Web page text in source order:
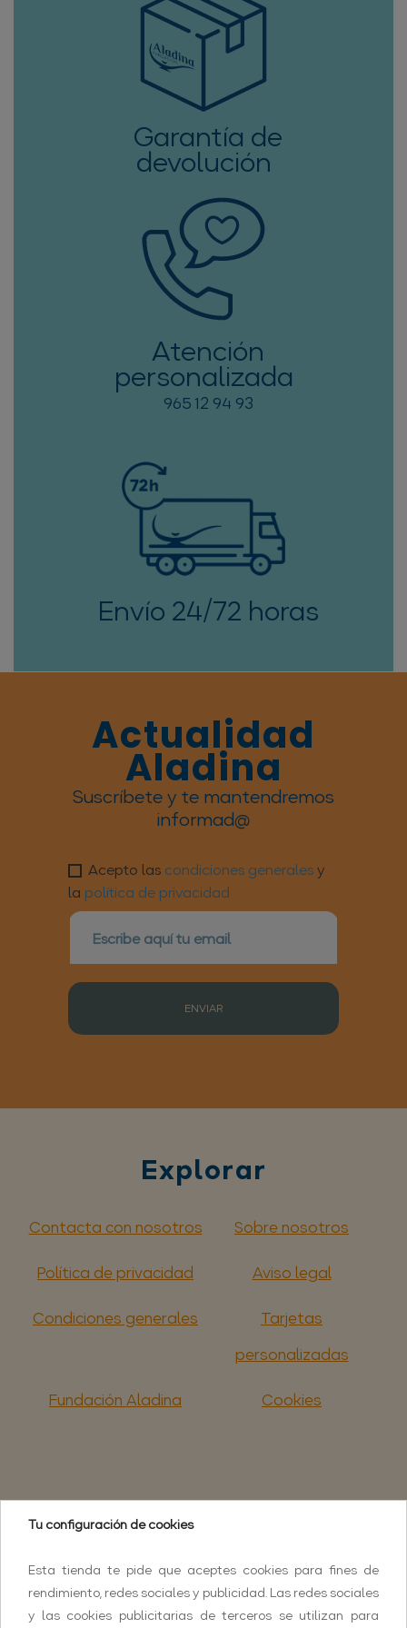
Garantía de
devolución
Atención
personalizada
965 12 94 93
Envío 24/72 horas
Actualidad
Aladina
Suscríbete y te mantendremos
informad@
Acepto lascondiciones generalesy
la política de privacidad
ENVIAR
Explorar
Contacta con nosotros
Sobre nosotros
Política de privacidad
Aviso legal
Condiciones generales
Tarjetas
personalizadas
Fundación Aladina
Cookies
Tu configuración de cookies
Esta tienda te pide que aceptes cookies para fines de
rendimiento, redes sociales y publicidad. Las redes sociales
y las cookies publicitarias de terceros se utilizan para